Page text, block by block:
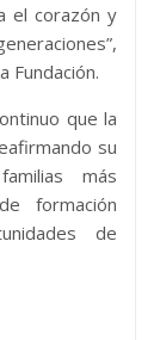
el corazón y
Fundación.
que la
su
más
formación
de